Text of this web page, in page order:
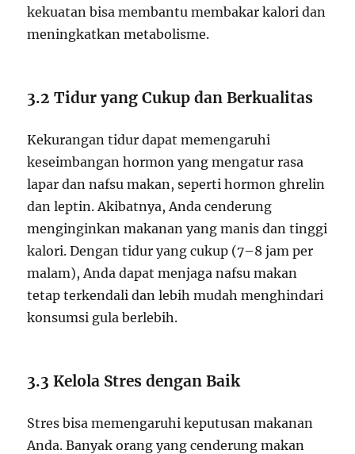
kekuatan bisa membantu membakar kalori dan
meningkatkan metabolisme.
3.2 Tidur yang Cukup dan Berkualitas
Kekurangan tidur dapat memengaruhi
keseimbangan hormon yang mengatur rasa
lapar dan nafsu makan, seperti hormon ghrelin
dan leptin. Akibatnya, Anda cenderung
menginginkan makanan yang manis dan tinggi
kalori. Dengan tidur yang cukup (7–8 jam per
malam), Anda dapat menjaga nafsu makan
tetap terkendali dan lebih mudah menghindari
konsumsi gula berlebih.
3.3 Kelola Stres dengan Baik
Stres bisa memengaruhi keputusan makanan
Anda. Banyak orang yang cenderung makan